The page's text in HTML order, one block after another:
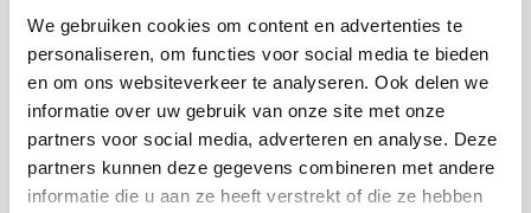
We gebruiken cookies om content en advertenties te
personaliseren, om functies voor social media te bieden
en om ons websiteverkeer te analyseren. Ook delen we
informatie over uw gebruik van onze site met onze
partners voor social media, adverteren en analyse. Deze
partners kunnen deze gegevens combineren met andere
informatie die u aan ze heeft verstrekt of die ze hebben
Stuur mij nieuwe profielen in mijn omgeving per
e-mail
Door te registreren ga je akkoord met deAlgemene
voorwaardenvan Oppasland.